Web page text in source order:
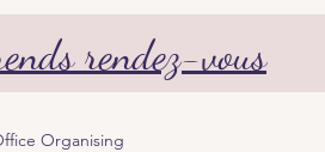
rendez-vous
Organising